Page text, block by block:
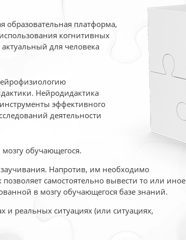
платформа,
когнитивных
для человека
Нейродидактика
эффективного
деятельности
мозгу обучающегося.
Напротив, им необходимо
самостоятельно вывести то или иное
в мозгу обучающегося базе знаний.
и реальных ситуациях (или ситуациях,